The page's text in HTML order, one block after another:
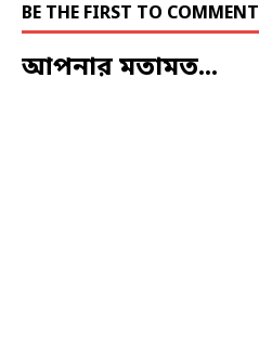
BE THE FIRST TO COMMENT
আপনার মতামত...